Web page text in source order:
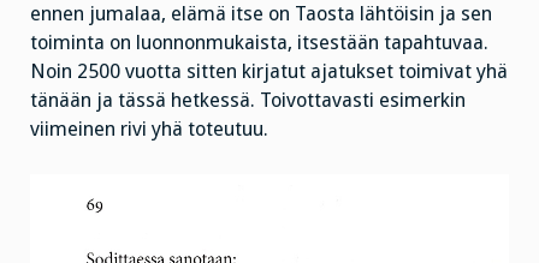
ennen jumalaa, elämä itse on Taosta lähtöisin ja sen
toiminta on luonnonmukaista, itsestään tapahtuvaa.
Noin 2500 vuotta sitten kirjatut ajatukset toimivat yhä
tänään ja tässä hetkessä. Toivottavasti esimerkin
viimeinen rivi yhä toteutuu.